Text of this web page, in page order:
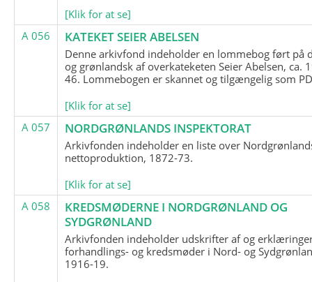
[Klik for at se]
A 056
KATEKET SEIER ABELSEN
Denne arkivfond indeholder en lommebog ført på
og grønlandsk af overkateketen Seier Abelsen, ca.
46. Lommebogen er skannet og tilgængelig som
[Klik for at se]
A 057
NORDGRØNLANDS INSPEKTORAT
Arkivfonden indeholder en liste over
nettoproduktion, 1872-73.
[Klik for at se]
A 058
KREDSMØDERNE I NORDGRØNLAND OG
SYDGRØNLAND
Arkivfonden indeholder udskrifter af og
forhandlings- og kredsmøder i Nord- og
1916-19.